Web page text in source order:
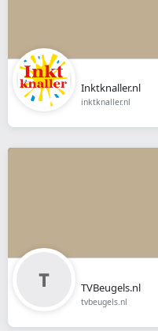
Inktknaller.nl
inktknaller.nl
TVBeugels.nl
tvbeugels.nl